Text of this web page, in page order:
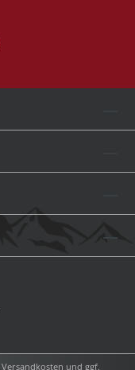
Versandkosten und ggf.